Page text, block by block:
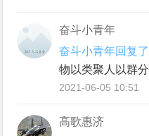
奋斗小青年
奋斗小青年回复了
物以类聚人以群分
2021-06-05 10:51
高歌惠济